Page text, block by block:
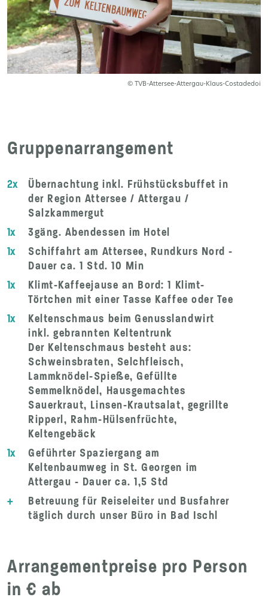
© TVB-Attersee-Attergau-Klaus-Costadedoi
Gruppenarrangement
2x
Übernachtung inkl. Frühstücksbuffet in
der Region Attersee / Attergau /
Salzkammergut
1x
3gäng. Abendessen im Hotel
1x
Schiffahrt am Attersee, Rundkurs Nord -
Dauer ca. 1 Std. 10 Min
1x
Klimt-Kaffeejause an Bord: 1 Klimt-
Törtchen mit einer Tasse Kaffee oder Tee
1x
Keltenschmaus beim Genusslandwirt
inkl. gebrannten Keltentrunk
Der Keltenschmaus besteht aus:
Schweinsbraten, Selchfleisch,
Lammknödel-Spieße, Gefüllte
Semmelknödel, Hausgemachtes
Sauerkraut, Linsen-Krautsalat, gegrillte
Ripperl, Rahm-Hülsenfrüchte,
Keltengebäck
1x
Geführter Spaziergang am
Keltenbaumweg in St. Georgen im
Attergau - Dauer ca. 1,5 Std
+
Betreuung für Reiseleiter und Busfahrer
täglich durch unser Büro in Bad Ischl
Arrangementpreise pro Person
in € ab